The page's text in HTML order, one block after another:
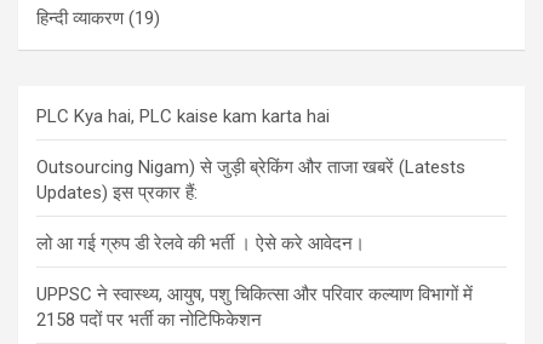
हिन्दी व्याकरण(19)
PLC Kya hai, PLC kaise kam karta hai
Outsourcing Nigam) से जुड़ी ब्रेकिंग और ताजा खबरें (Latests
Updates) इस प्रकार हैं:
लो आ गई ग्रुप डी रेलवे की भर्ती । ऐसे करे आवेदन।
UPPSC ने स्वास्थ्य, आयुष, पशु चिकित्सा और परिवार कल्याण विभागों में
2158 पदों पर भर्ती का नोटिफिकेशन